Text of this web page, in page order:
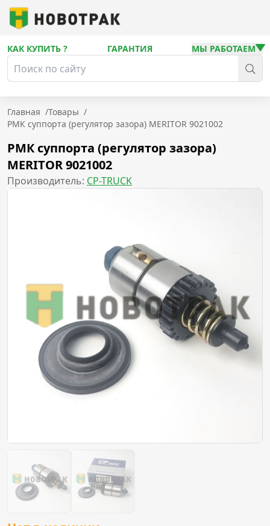
КАК КУПИТЬ ? ГАРАНТИЯ МЫ РАБОТАЕМ
Главная /Товары /
РМК суппорта (регулятор зазора) MERITOR 9021002
РМК суппорта (регулятор зазора)
MERITOR 9021002
Производитель: CP-TRUCK